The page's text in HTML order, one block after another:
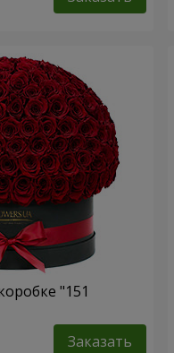
"151
Заказать